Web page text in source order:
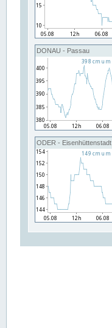
DONAU - Passau
ODER - Eisenhüttenstadt